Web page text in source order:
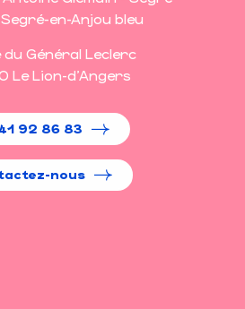
en-Anjou bleu
Général Leclerc
Le Lion-d'Angers
92 86 83
nous